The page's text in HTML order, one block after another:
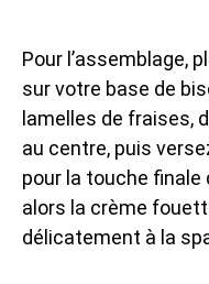
Pour l’assemblage,
sur votre base de
lamelles de fraises,
au centre, puis
pour la touche finale
alors la crème
délicatement à la